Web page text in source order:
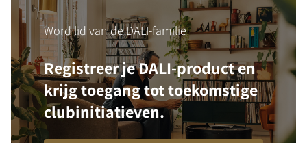
Word lid van de DALI-familie
Registreer je DALI-product en
krijg toegang tot toekomstige
clubinitiatieven.